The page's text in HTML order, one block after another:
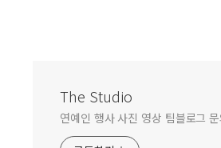
The Studio
연예인 행사 사진 영상 팀블로